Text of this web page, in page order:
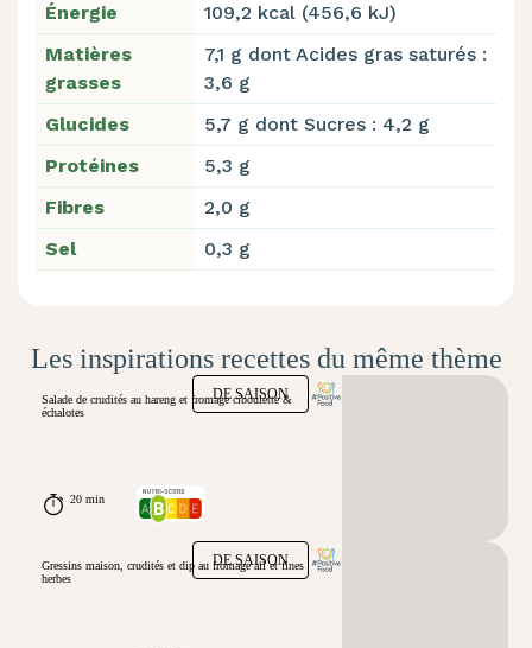
Énergie
109,2 kcal (456,6 kJ)
Matières
grasses
7,1 g dont Acides gras saturés :
3,6 g
Glucides
5,7 g dont Sucres : 4,2 g
Protéines
5,3 g
Fibres
2,0 g
Sel
0,3 g
Les inspirations recettes du même thème
DE SAISON
Salade de crudités au hareng et fromage ciboulette &
échalotes
20 min
DE SAISON
Gressins maison, crudités et dip au fromage ail et fines
herbes